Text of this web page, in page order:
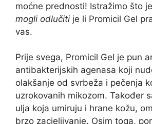
moćne prednosti! Istražimo što
mogli odlučiti je li Promicil Gel
vas.
Prije svega, Promicil Gel je pun
antibakterijskih agenasa koji
olakšanje od svrbeža i pečenja
uzrokovanih mikozom. Također
ulja koja umiruju i hrane kožu,
brzo zacjeljivanje. Osim toga,